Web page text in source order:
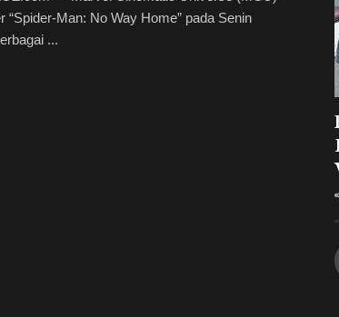
“Spider-Man: No Way Home” pada Senin
...